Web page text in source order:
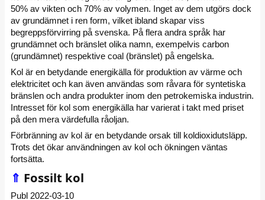
50% av vikten och 70% av volymen. Inget av dem utgörs dock
av grundämnet i ren form, vilket ibland skapar viss
begreppsförvirring på svenska. På flera andra språk har
grundämnet och bränslet olika namn, exempelvis carbon
(grundämnet) respektive coal (bränslet) på engelska.
Kol är en betydande energikälla för produktion av värme och
elektricitet och kan även användas som råvara för syntetiska
bränslen och andra produkter inom den petrokemiska industrin.
Intresset för kol som energikälla har varierat i takt med priset
på den mera värdefulla råoljan.
Förbränning av kol är en betydande orsak till koldioxidutsläpp.
Trots det ökar användningen av kol och ökningen väntas
fortsätta.
⇑ Fossilt kol
Publ 2022-03-10